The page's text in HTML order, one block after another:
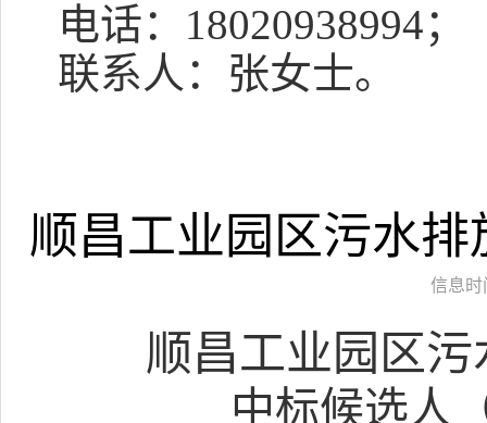
电话： 18020938994；
联系人： 张女士。
顺昌工业园区污水
信息时
顺昌工业园区
中标候选人